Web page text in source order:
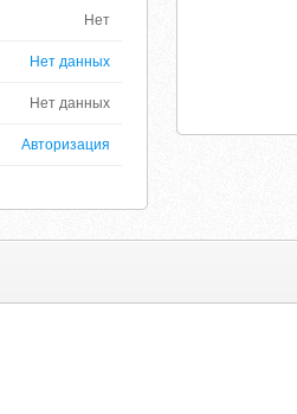
Нет
Нет данных
Нет данных
Авторизация